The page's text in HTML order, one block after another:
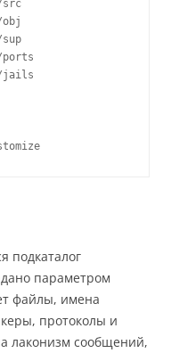
подкаталог
параметром
файлы, имена
протоколы и
лаконизм сообщений,